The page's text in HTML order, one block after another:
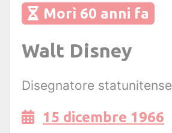
Morì 60 anni fa
Walt Disney
Disegnatore statunitense
15 dicembre 1966